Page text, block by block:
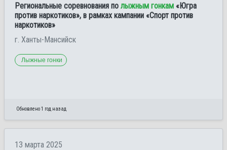
Региональные соревнования по лыжным гонкам «Югра
против наркотиков», в рамках кампании «Спорт против
наркотиков»
г. Ханты-Мансийск
Лыжные гонки
Обновлено 1 год назад
13 марта 2025